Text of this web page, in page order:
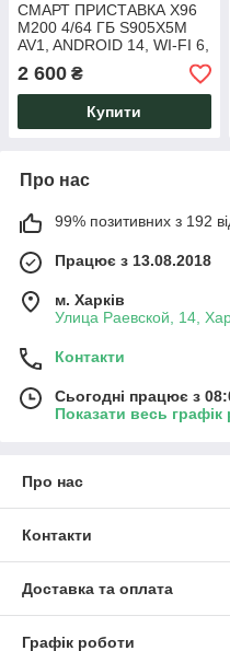
СМАРТ ПРИСТАВКА X96
M200 4/64 ГБ S905X5M
AV1, ANDROID 14, WI-FI 6,
LAN 1 ГБ
2 600 ₴
Купити
Про нас
99% позитивних з 192
Працює з 13.08.2018
м. Харків
Улица Раевской, 14,
Контакти
Сьогодні працює з
Показати весь графік
Про нас
Контакти
Доставка та оплата
Графік роботи